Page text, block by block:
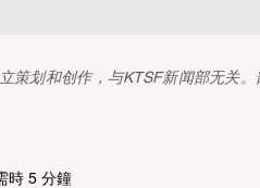
策划和创作，与KTSF新闻部无关
時 5 分鐘